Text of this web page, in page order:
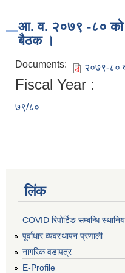
आ. व. २०७९ -८० को
बैठक ।
Documents: २०७९-८०
Fiscal Year :
७९/८०
लिंक
COVID रिपोर्टिङ सम्बन्धि
पूर्वाधार व्यवस्थापन प्रणाली
नागरिक वडापत्र
E-Profile